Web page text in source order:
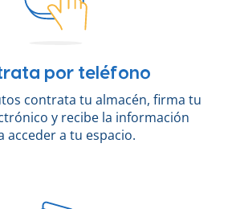
por teléfono
contrata tu almacén, firma tu
y recibe la información
acceder a tu espacio.